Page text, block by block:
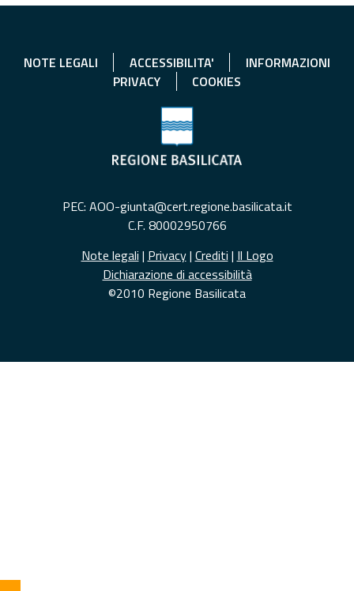
NOTE LEGALI ACCESSIBILITA'
INFORMAZIONI
PRIVACY
COOKIES
PEC: AOO-giunta@cert.regione.basilicata.it
C.F. 80002950766
Note legali | Privacy| Crediti | Il Logo
Dichiarazione di accessibilità
©2010 Regione Basilicata